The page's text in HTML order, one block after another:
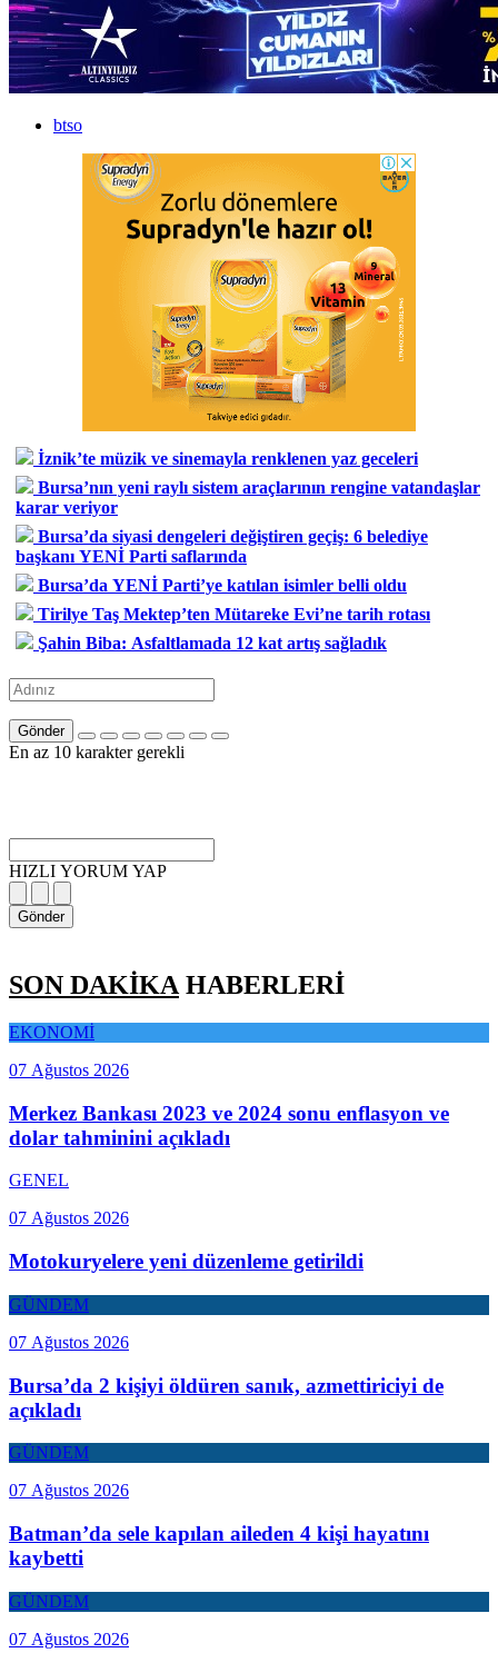
btso
İznik’te müzik ve sinemayla renklenen yaz geceleri
Bursa’nın yeni raylı sistem araçlarının rengine vatandaşlar
karar veriyor
Bursa’da siyasi dengeleri değiştiren geçiş: 6 belediye
başkanı YENİ Parti saflarında
Bursa’da YENİ Parti’ye katılan isimler belli oldu
Tirilye Taş Mektep’ten Mütareke Evi’ne tarih rotası
Şahin Biba: Asfaltlamada 12 kat artış sağladık
Gönder
En az 10 karakter gerekli
HIZLI YORUM YAP
Gönder
SON DAKİKA HABERLERİ
EKONOMİ
07 Ağustos 2026
Merkez Bankası 2023 ve 2024 sonu enflasyon ve
dolar tahminini açıkladı
GENEL
07 Ağustos 2026
Motokuryelere yeni düzenleme getirildi
GÜNDEM
07 Ağustos 2026
Bursa’da 2 kişiyi öldüren sanık, azmettiriciyi de
açıkladı
GÜNDEM
07 Ağustos 2026
Batman’da sele kapılan aileden 4 kişi hayatını
kaybetti
GÜNDEM
07 Ağustos 2026